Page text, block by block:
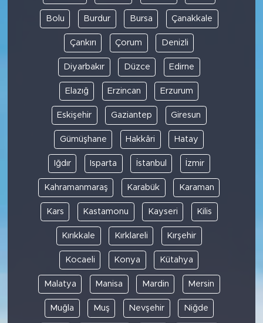
Bolu Burdur Bursa Çanakkale
Çankırı Çorum Denizli
Diyarbakır Düzce Edirne
Elazığ Erzincan Erzurum
Eskişehir Gaziantep Giresun
Gümüşhane Hakkâri Hatay
Iğdır Isparta İstanbul İzmir
Kahramanmaraş Karabük Karaman
Kars Kastamonu Kayseri Kilis
Kırıkkale Kırklareli Kırşehir
Kocaeli Konya Kütahya
Malatya Manisa Mardin Mersin
Muğla Muş Nevşehir Niğde